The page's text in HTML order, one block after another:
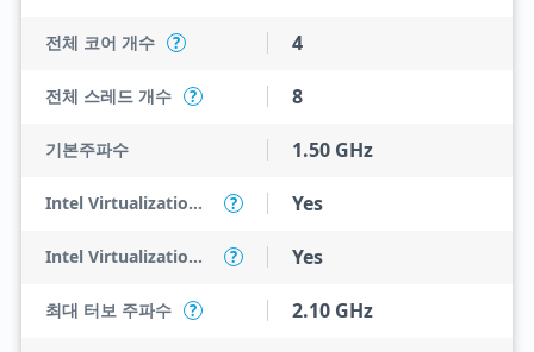
전체 코어 개수 ? 4
전체 스레드 개수 ? 8
기본주파수 1.50 GHz
Intel Virtualization Technology (VT-x) ? Yes
Intel Virtualization Technology for Directed I/O (VT-d) ? Yes
최대 터보 주파수 ? 2.10 GHz